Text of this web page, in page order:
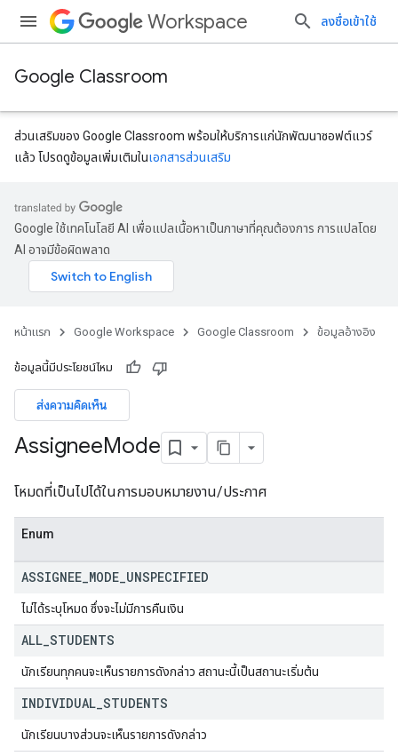
Workspace ลงชื่อเข้าใช้
Google Classroom
ส่วนเสริมของ Google Classroom พร้อมให้บริการแก่นักพัฒนาซอฟต์แวร์
แล้ว โปรดดูข้อมูลเพิ่มเติมในเอกสารส่วนเสริม
Google ใช้เทคโนโลยี AI เพื่อแปลเนื้อหาเป็นภาษาที่คุณต้องการ การแปลโดย
AI อาจมีข้อผิดพลาด
หน้าแรก Google Workspace Google Classroom ข้อมูลอ้างอิง
ข้อมูลนี้มีประโยชน์ไหม
ส่งความคิดเห็น
AssigneeMode
โหมดที่เป็นไปได้ในการมอบหมายงาน/ประกาศ
Enum
ASSIGNEE MODE UNSPECIFIED
ไม่ได้ระบุโหมด ซึ่งจะไม่มีการคืนเงิน
ALL STUDENTS
นักเรียนทุกคนจะเห็นรายการดังกล่าว สถานะนี้เป็นสถานะเริ่มต้น
INDIVIDUAL STUDENTS
นักเรียนบางส่วนจะเห็นรายการดังกล่าว